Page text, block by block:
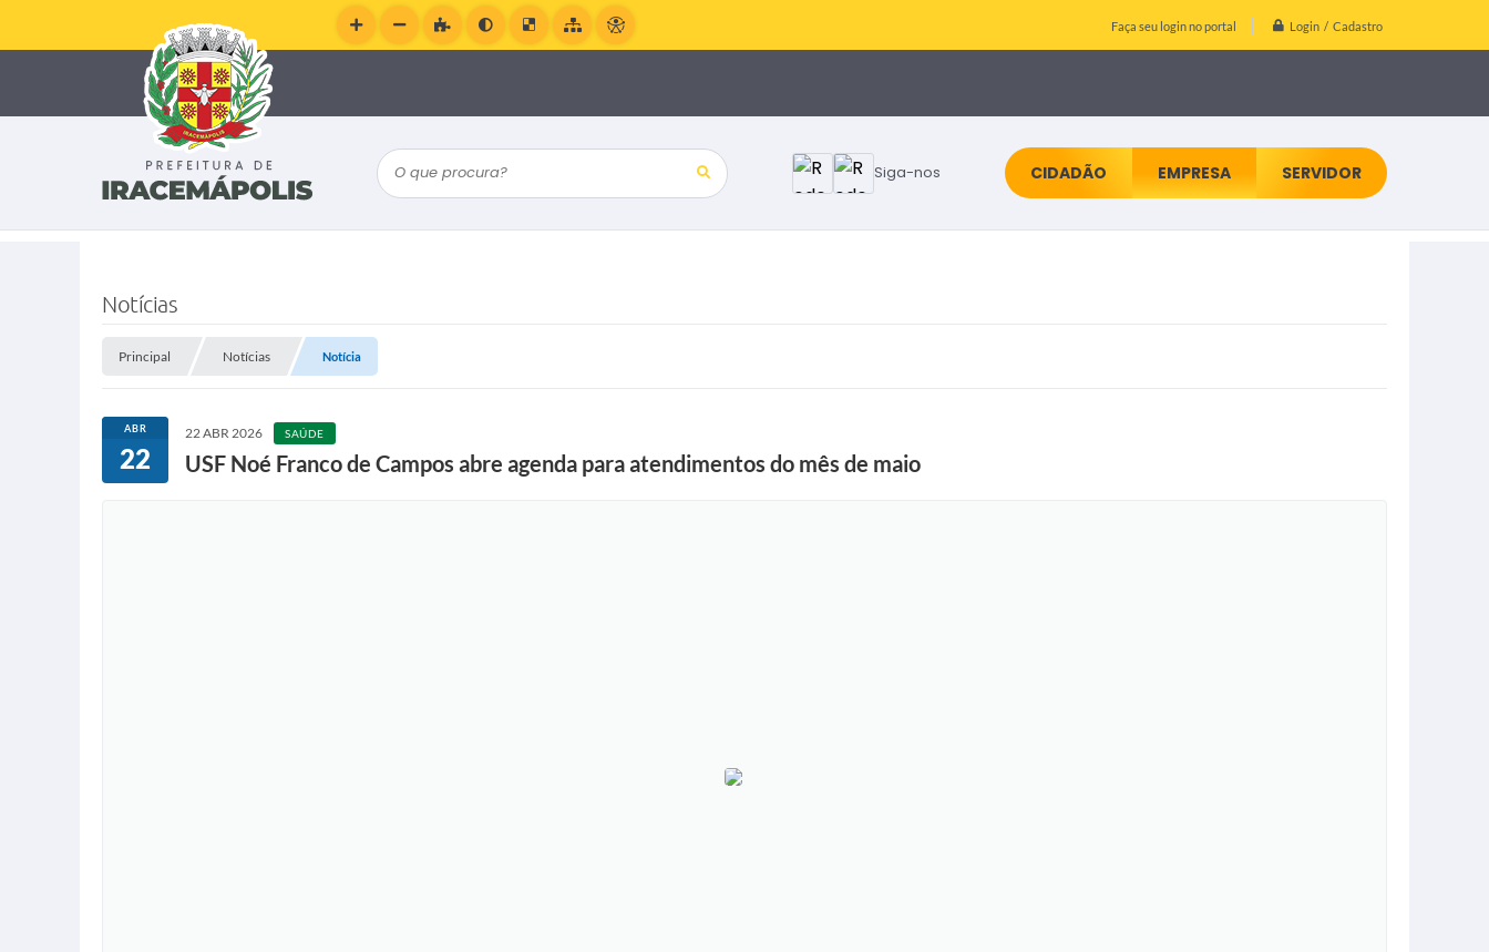
Faça seu login no portal Login / Cadastro
Siga-nos
O que procura? CIDADÃO EMPRESA SERVIDOR
Notícias
Principal Notícias Notícia
ABR
22
22 ABR 2026 SAÚDE
USF Noé Franco de Campos abre agenda para atendimentos do mês de maio